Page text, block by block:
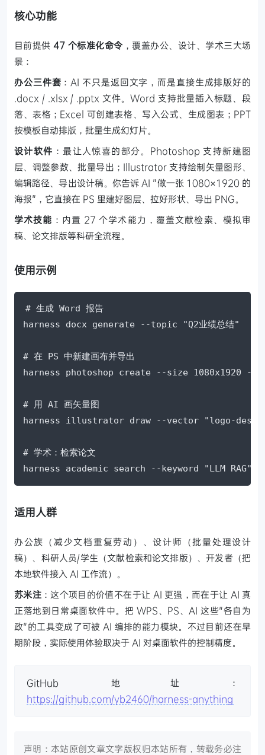
核心功能
目前提供47 个标准化命令 ，覆盖办公、设计、学术三大场
景：
办公三件套：AI 不只是返回文字，而是直接生成排版好的
.docx / .xlsx / .pptx 文件。Word 支持批量插入标题、段
落、表格；Excel 可创建表格、写入公式、生成图表；PPT
按模板自动排版，批量生成幻灯片。
设计软件 ：最让人惊喜的部分。Photoshop 支持新建图
层、调整参数、批量导出；Illustrator 支持绘制矢量图形、
编辑路径、导出设计稿。你告诉 AI "做一张 1080×1920 的
海报"，它直接在 PS 里建好图层、拉好形状、导出 PNG。
学术技能 ：内置 27 个学术能力，覆盖文献检索、模拟审
稿、论文排版等科研全流程。
使用示例
# 生成 Word 报告
harness docx generate --topic "Q2业绩总结"
# 在 PS 中新建画布并导出
harness photoshop create --size 1080x1920 --
# 用 AI 画矢量图
harness illustrator draw --vector "logo-
# 学术：检索论文
harness academic search --keyword "LLM RAG"
适用人群
办公族（减少文档重复劳动）、设计师（批量处理设计
稿）、科研人员/学生（文献检索和论文排版）、开发者（把
本地软件接入 AI 工作流）。
苏米注 ：这个项目的价值不在于让 AI 更强，而在于让 AI 真
正落地到日常桌面软件中。把 WPS、PS、AI 这些"各自为
政"的工具变成了可被 AI 编排的能力模块。不过目前还在早
期阶段，实际使用体验取决于 AI 对桌面软件的控制精度。
GitHub 地址：
https://github.com/yb2460/harness-anything
声明：本站原创文章文字版权归本站所有，转载务必注